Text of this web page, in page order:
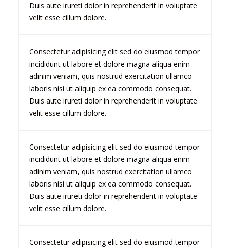
Duis aute irureti dolor in reprehenderit in voluptate
velit esse cillum dolore.
Consectetur adipisicing elit sed do eiusmod tempor
incididunt ut labore et dolore magna aliqua enim
adinim veniam, quis nostrud exercitation ullamco
laboris nisi ut aliquip ex ea commodo consequat.
Duis aute irureti dolor in reprehenderit in voluptate
velit esse cillum dolore.
Consectetur adipisicing elit sed do eiusmod tempor
incididunt ut labore et dolore magna aliqua enim
adinim veniam, quis nostrud exercitation ullamco
laboris nisi ut aliquip ex ea commodo consequat.
Duis aute irureti dolor in reprehenderit in voluptate
velit esse cillum dolore.
Consectetur adipisicing elit sed do eiusmod tempor